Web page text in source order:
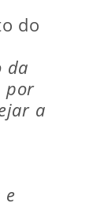
do
da
por
a
e